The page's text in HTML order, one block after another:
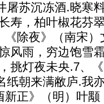
屠苏沉冻酒.晓寒
寿，柏叶椒花芬
《除夜》（南宋
风雨，穷边饱雪
挑灯夜未央.7、
纸朝来满敝庐.我
新正》（明）叶